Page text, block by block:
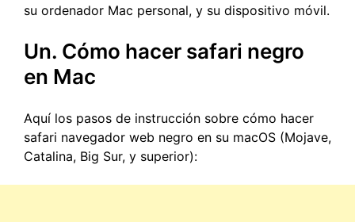
su ordenador Mac personal, y su dispositivo móvil.
Un. Cómo hacer safari negro
en Mac
Aquí los pasos de instrucción sobre cómo hacer
safari navegador web negro en su macOS (Mojave,
Catalina, Big Sur, y superior):